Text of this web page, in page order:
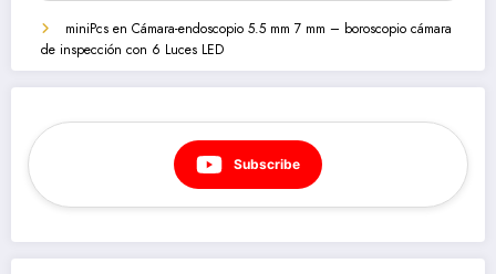
miniPcs en Cámara-endoscopio 5.5 mm 7 mm – boroscopio cámara
de inspección con 6 Luces LED
Subscribe